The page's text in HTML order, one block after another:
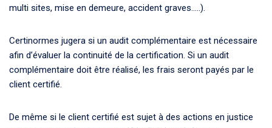
multi sites, mise en demeure, accident graves…..).
Certinormes jugera si un audit complémentaire est nécessaire
afin d’évaluer la continuité de la certification. Si un audit
complémentaire doit être réalisé, les frais seront payés par le
client certifié.
De même si le client certifié est sujet à des actions en justice